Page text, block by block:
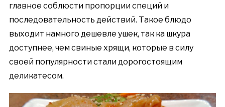
главное соблюсти пропорции специй и
последовательность действий. Такое блюдо
выходит намного дешевле ушек, так ка шкура
доступнее, чем свиные хрящи, которые в силу
своей популярности стали дорогостоящим
деликатесом.